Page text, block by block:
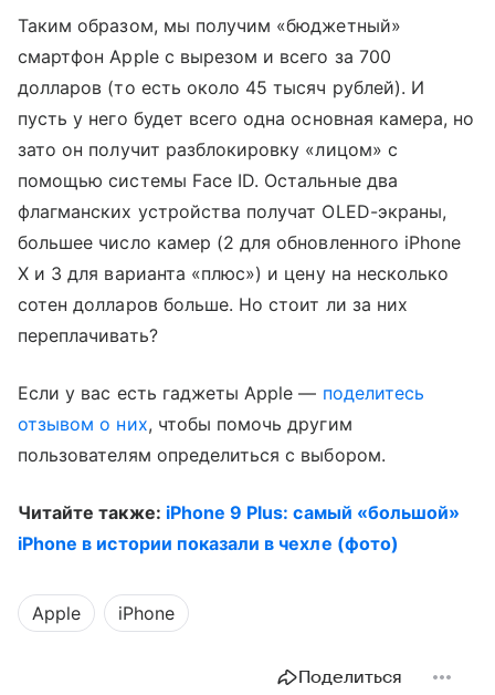
Таким образом, мы получим «бюджетный»
смартфон Apple с вырезом и всего за 700
долларов (то есть около 45 тысяч рублей). И
пусть у него будет всего одна основная камера, но
зато он получит разблокировку «лицом» с
помощью системы Face ID. Остальные два
флагманских устройства получат OLED-экраны,
большее число камер (2 для обновленного iPhone
X и 3 для варианта «плюс») и цену на несколько
сотен долларов больше. Но стоит ли за них
переплачивать?
Если у вас есть гаджеты Apple — поделитесь
отзывом о них, чтобы помочь другим
пользователям определиться с выбором.
Читайте также: iPhone 9 Plus: самый «большой»
iPhone в истории показали в чехле (фото)
Apple iPhone
Поделиться